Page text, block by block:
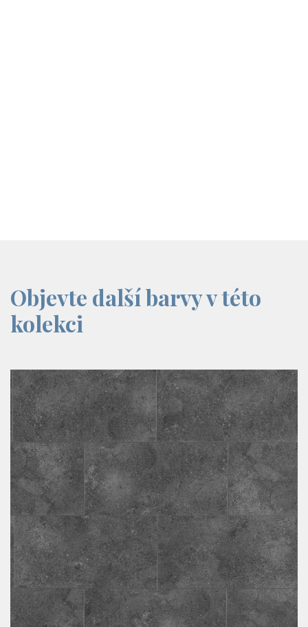
Objevte další barvy v této
kolekci